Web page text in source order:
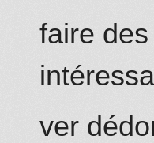
faire
ver